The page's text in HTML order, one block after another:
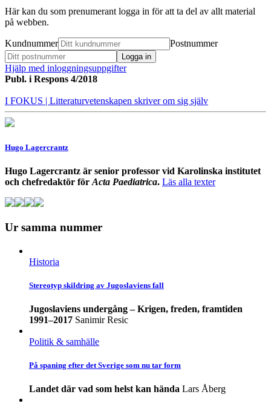
Här kan du som prenumerant logga in för att ta del av allt material
på webben.
Kundnummer Postnummer
Hjälp med inloggningsuppgifter
Publ. i Respons 4/2018
I FOKUS | Litteraturvetenskapen skriver om sig själv
Hugo Lagercrantz
Hugo Lagercrantz är senior professor vid Karolinska institutet
och chefredaktör för Acta Paediatrica. Läs alla texter
Ur samma nummer
Historia
Stereotyp skildring av Jugoslaviens fall
Jugoslaviens undergång – Krigen, freden, framtiden
1991–2017 Sanimir Resic
Politik & samhälle
På spaning efter det Sverige som nu tar form
Landet där vad som helst kan hända Lars Åberg